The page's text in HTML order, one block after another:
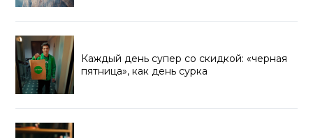
Каждый день супер со скидкой: «черная
пятница», как день сурка